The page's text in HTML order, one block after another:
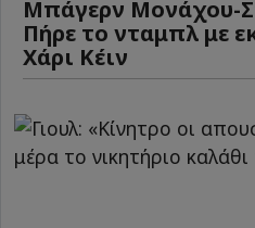
Μπάγερν Μονάχου-
Πήρε το νταμπλ με
Χάρι Κέιν